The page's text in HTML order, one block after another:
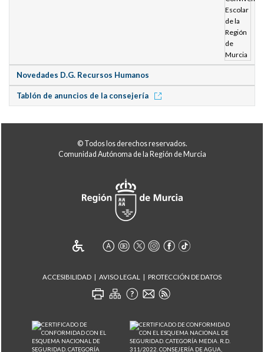
Novedades D.G. Recursos Humanos
Tablón de anuncios de la consejería
© Todos los derechos reservados.
Comunidad Autónoma de la Región de Murcia
ACCESIBILIDAD AVISO LEGAL PROTECCIÓN DE DATOS